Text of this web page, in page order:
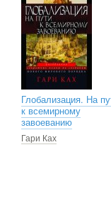
Глобализация. На
к всемирному
завоеванию
Гари Ках